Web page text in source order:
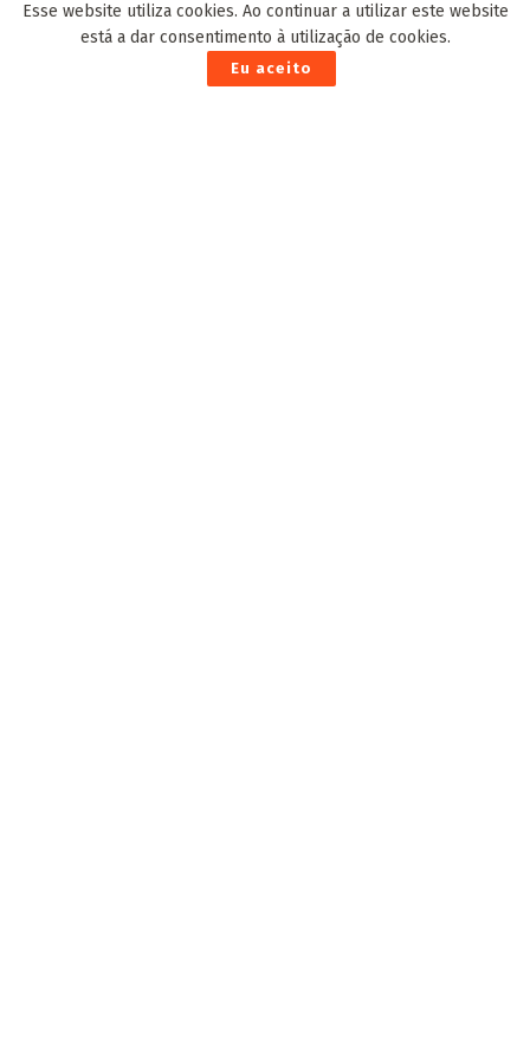
Esse website utiliza cookies. Ao continuar a utilizar este website
está a dar consentimento à utilização de cookies.
Eu aceito